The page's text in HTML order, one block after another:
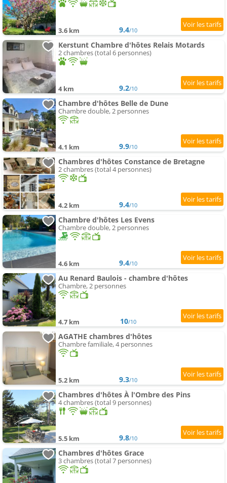
3.6 km 9.4/10
Kerstunt Chambre d'hôtes Relais Motards
2 chambres (total 6 personnes)
4 km 9.2/10
Chambre d'hôtes Belle de Dune
Chambre double, 2 personnes
4.1 km 9.9/10
Chambres d'hôtes Constance de Bretagne
2 chambres (total 4 personnes)
4.2 km 9.4/10
Chambre d'hôtes Les Evens
Chambre double, 2 personnes
4.6 km 9.4/10
Au Renard Baulois - chambre d'hôtes
Chambre, 2 personnes
4.7 km 10/10
AGATHE chambres d'hôtes
Chambre familiale, 4 personnes
5.2 km 9.3/10
Chambres d'hôtes À l'Ombre des Pins
4 chambres (total 9 personnes)
5.5 km 9.8/10
Chambres d'hôtes Grace
3 chambres (total 7 personnes)